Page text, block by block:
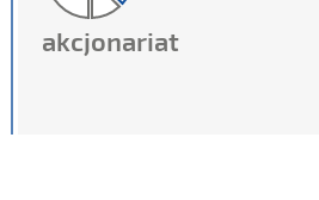
akcjonariat